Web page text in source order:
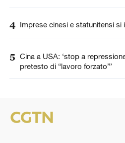
4 Imprese cinesi e statunitensi si
5 Cina a USA: ‘stop a
pretesto di “lavoro forzato”’